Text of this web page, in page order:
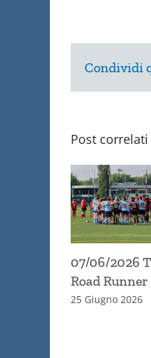
Condividi
Post correlati
07/06/2026
Road Runner
25 Giugno 2026